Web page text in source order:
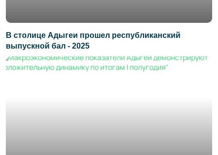
В столице Адыгеи прошел республиканский
выпускной бал - 2025